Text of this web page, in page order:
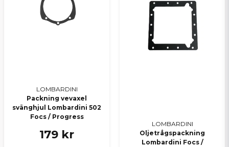
LOMBARDINI
Packning vevaxel
svänghjul Lombardini 502
Focs / Progress
179 kr
LOMBARDINI
Oljetrågspackning
Lombardini Focs /